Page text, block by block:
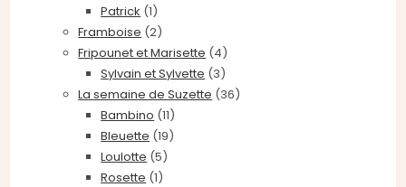
Patrick (1)
Framboise (2)
Fripounet et Marisette (4)
Sylvain et Sylvette (3)
La semaine de Suzette (36)
Bambino (11)
Bleuette (19)
Loulotte (5)
Rosette (1)